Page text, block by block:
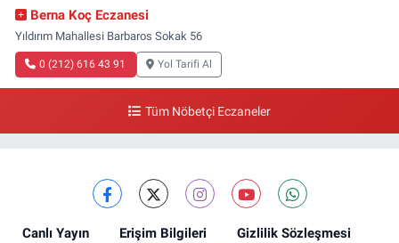
Berna Koç Eczanesi
Yıldırım Mahallesi Barbaros Sokak 56
0 (212) 616 43 91 Yol Tarifi Al
Tüm Nöbetçi Eczaneler
Canlı Yayın Erişim Bilgileri
Gizlilik Sözleşmesi